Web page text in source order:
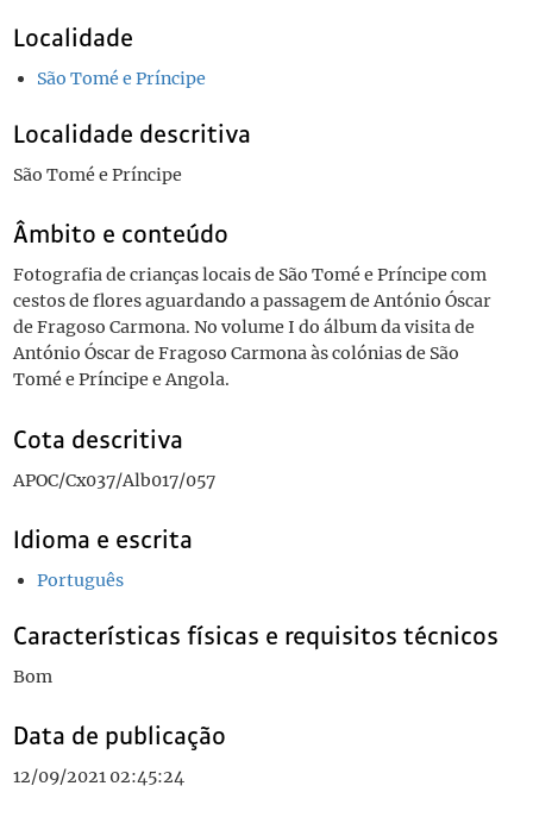
Localidade
São Tomé e Príncipe
Localidade descritiva
São Tomé e Príncipe
Âmbito e conteúdo
Fotografia de crianças locais de São Tomé e Príncipe com
cestos de flores aguardando a passagem de António Óscar
de Fragoso Carmona. No volume I do álbum da visita de
António Óscar de Fragoso Carmona às colónias de São
Tomé e Príncipe e Angola.
Cota descritiva
APOC/Cx037/Alb017/057
Idioma e escrita
Português
Características físicas e requisitos técnicos
Bom
Data de publicação
12/09/2021 02:45:24